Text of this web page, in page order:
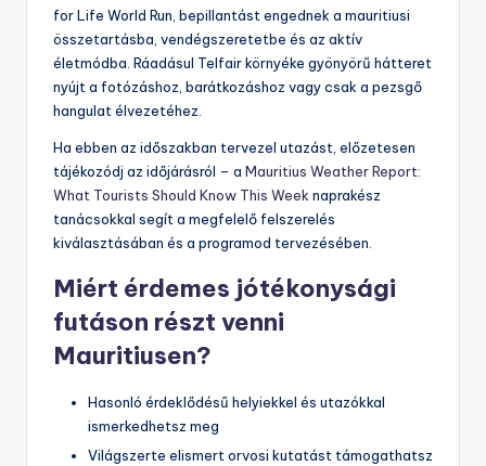
for Life World Run, bepillantást engednek a mauritiusi
összetartásba, vendégszeretetbe és az aktív
életmódba. Ráadásul Telfair környéke gyönyörű hátteret
nyújt a fotózáshoz, barátkozáshoz vagy csak a pezsgő
hangulat élvezetéhez.
Ha ebben az időszakban tervezel utazást, előzetesen
tájékozódj az időjárásról – a Mauritius Weather Report:
What Tourists Should Know This Week naprakész
tanácsokkal segít a megfelelő felszerelés
kiválasztásában és a programod tervezésében.
Miért érdemes jótékonysági
futáson részt venni
Mauritiusen?
Hasonló érdeklődésű helyiekkel és utazókkal
ismerkedhetsz meg
Világszerte elismert orvosi kutatást támogathatsz